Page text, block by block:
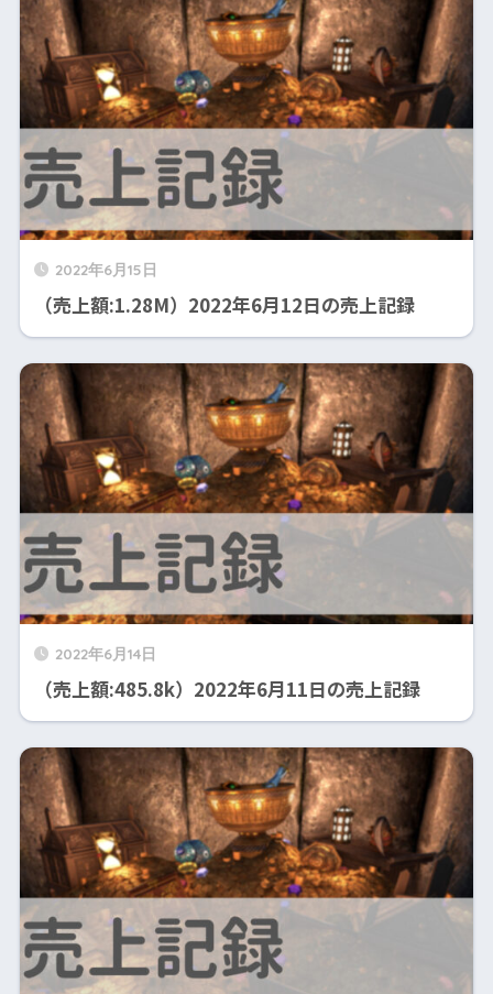
2022年6月15日
（売上額:1.28M）2022年6月12日の売上記録
2022年6月14日
（売上額:485.8k）2022年6月11日の売上記録